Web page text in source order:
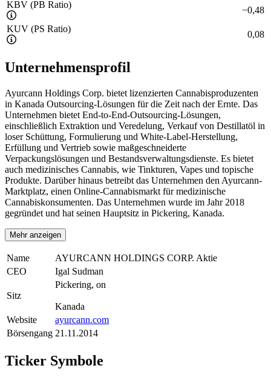
KBV (PB Ratio)
−0,48
KUV (PS Ratio)
0,08
Unternehmensprofil
Ayurcann Holdings Corp. bietet lizenzierten Cannabisproduzenten
in Kanada Outsourcing-Lösungen für die Zeit nach der Ernte. Das
Unternehmen bietet End-to-End-Outsourcing-Lösungen,
einschließlich Extraktion und Veredelung, Verkauf von Destillatöl in
loser Schüttung, Formulierung und White-Label-Herstellung,
Erfüllung und Vertrieb sowie maßgeschneiderte
Verpackungslösungen und Bestandsverwaltungsdienste. Es bietet
auch medizinisches Cannabis, wie Tinkturen, Vapes und topische
Produkte. Darüber hinaus betreibt das Unternehmen den Ayurcann-
Marktplatz, einen Online-Cannabismarkt für medizinische
Cannabiskonsumenten. Das Unternehmen wurde im Jahr 2018
gegründet und hat seinen Hauptsitz in Pickering, Kanada.
Mehr anzeigen
Name
AYURCANN HOLDINGS CORP. Aktie
CEO
Igal Sudman
Sitz
Pickering, on
Kanada
Website
ayurcann.com
Börsengang 21.11.2014
Ticker Symbole